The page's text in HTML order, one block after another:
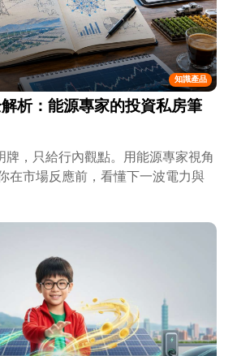
知識產品
析：能源專家的投資私房筆
牌，只給行內觀點。用能源專家視角
在市場反應前，看懂下一波電力與